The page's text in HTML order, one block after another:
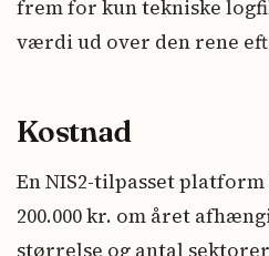
frem for kun tekniske
værdi ud over den rene
Kostnad
En NIS2-tilpasset platform
200.000 kr. om året
størrelse og antal